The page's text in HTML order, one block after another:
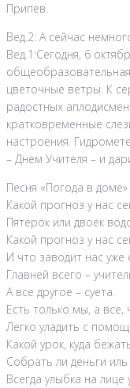
Припев.
Вед.2: А сейчас
Вед.1:Сегодня, 6
цветочные ветры. К
радостных
кратковременные
настроения.
– Днем Учителя – и
Песня «Погода в доме»
Какой прогноз у нас
Пятерок или двоек
Какой прогноз у нас
И что заводит нас уже
Главней всего –
А все другое – суета.
Есть только мы, а все,
Легко уладить с
Какой урок, куда
Собрать ли деньги
Всегда улыбка на лице